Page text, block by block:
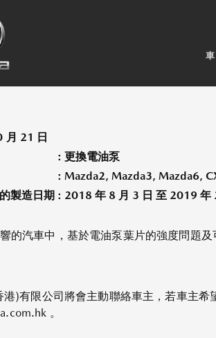
月 21 日
: 更換電油泵
: Mazda2, Mazda3, Mazda6,
製造日期 : 2018 年 8 月 3 日 至 2019 年
的汽車中，基於電油泵葉片的強度問題
港)有限公司將會主動聯絡車主，若車主
。